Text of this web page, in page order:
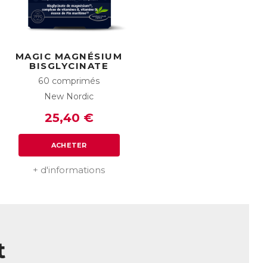
bienfaits pour la santé. S’ils sont
efficacité. On parle de synergie ou
efficacité maximale. Sa formule ne
des extraits végétaux
au meilleur de leur potentiel pour
MAGIC MAGNÉSIUM
BISGLYCINATE
60 comprimés
New Nordic
25,40 €
ACHETER
+ d'informations